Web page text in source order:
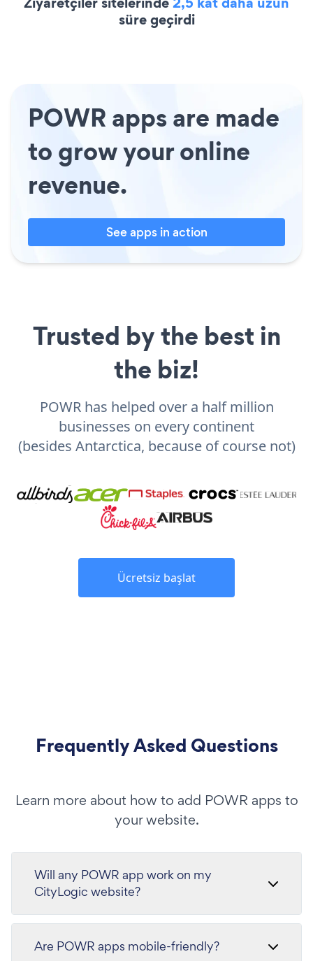
süre geçirdi
POWR apps are made
to grow your online
revenue.
See apps in action
Trusted by the best in
the biz!
POWR has helped over a half million
businesses on every continent
(besides Antarctica, because of course not)
Ücretsiz başlat
Frequently Asked Questions
Learn more about how to add POWR apps to
your website.
Will any POWR app work on my
CityLogic website?
Are POWR apps mobile-friendly?